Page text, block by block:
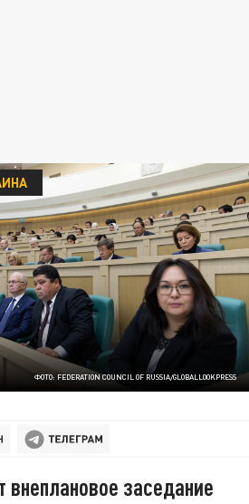
ФОТО: FEDERATION COUNCIL OF RUSSIA/GLOBALLOOKPRESS
заседание